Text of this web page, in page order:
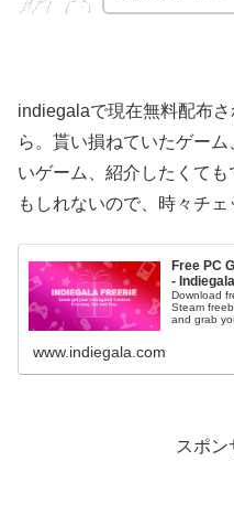
indiegalaで現在無料配布
ら。貰い損ねていたゲー
いゲーム、紹介したくて
もしれないので、時々チェ
Free PC
- Indiegala
Download
Steam
and grab
www.indiegala.com
スポン